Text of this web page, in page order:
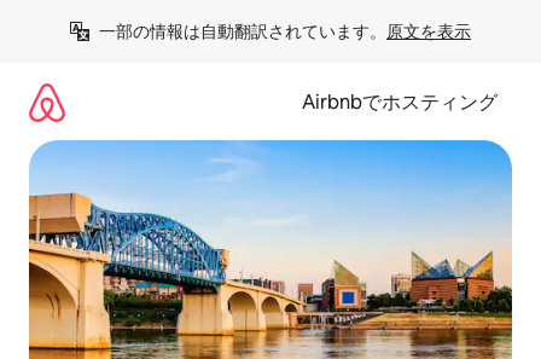
一部の情報は自動翻訳されています。 原文を表示
Airbnbでホスティング